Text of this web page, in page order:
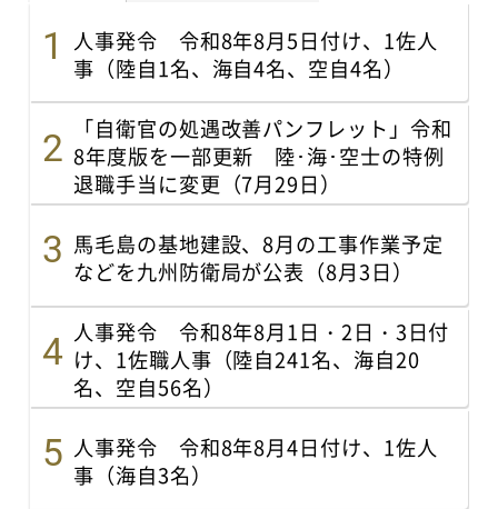
人事発令 令和8年8月5日付け、1佐人
事（陸自1名、海自4名、空自4名）
「自衛官の処遇改善パンフレット」令和
8年度版を一部更新 陸･海･空士の特例
退職手当に変更（7月29日）
馬毛島の基地建設、8月の工事作業予定
などを九州防衛局が公表（8月3日）
人事発令 令和8年8月1日・2日・3日付
け、1佐職人事（陸自241名、海自20
名、空自56名）
人事発令 令和8年8月4日付け、1佐人
事（海自3名）